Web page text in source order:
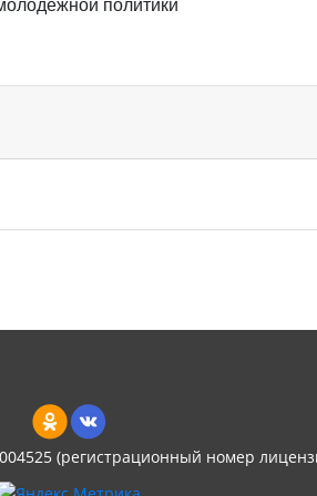
политики
(регистрационный номер